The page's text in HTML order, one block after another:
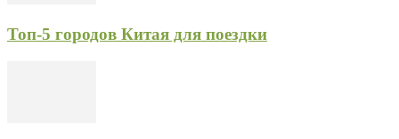
Топ-5 городов Китая для поездки